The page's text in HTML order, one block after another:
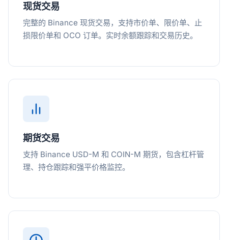
现货交易
完整的 Binance 现货交易，支持市价单、限价单、止
损限价单和 OCO 订单。实时余额跟踪和交易历史。
期货交易
支持 Binance USD-M 和 COIN-M 期货，包含杠杆管
理、持仓跟踪和强平价格监控。